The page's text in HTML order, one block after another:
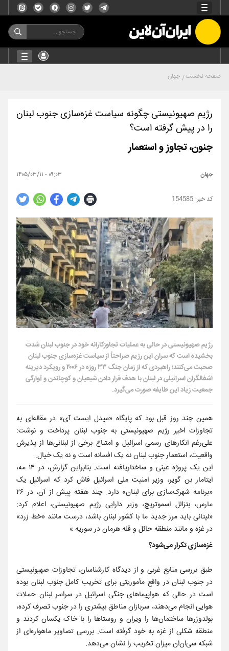
صفحه نخست جهان
رژیم صهیونیستی چگونه سیاست غزه‌سازی جنوب لبنان
را در پیش گرفته است؟
جنون، تجاوز و استعمار
جهان ۰۹:۰۳ - ۱۴۰۵/۰۳/۱۱
154585
رژیم صهیونیستی در حالی به عملیات تجاوزکارانه خود در جنوب لبنان شدت
بخشیده است که سران این رژیم صراحتاً از سیاست غزه‌سازی جنوب لبنان
صحبت می‌کنند؛ راهبردی که از زمان جنگ ۳۳ روزه در ۲۰۰۶ و رویکرد دیرینه
اشغالگران اسرائیلی در لبنان با هدف قرار دادن شیعیان و کوچاندن و آوارگی
جمعیت زیاد این طایفه صورت می‌گیرد.
همین چند روز قبل بود که پایگاه «میدل ایست آی» در مقاله‌ای به
تجاوزات اخیر رژیم صهیونیستی به جنوب لبنان پرداخت و نوشت:
علی‌رغم انکار‌های رسمی اسرائیل و امتناع برخی از لبنانی‌ها از پذیرش
واقعیت، استعمار جنوب لبنان نه یک افسانه است و نه یک خیال.
این یک پروژه عینی و ساختاریافته است. بنابراین گزارش، در ۱۴ مه،
ایتامار بن گویر، وزیر امنیت ملی اسرائیل فاش کرد که اسرائیل یک
«برنامه شهرک‌سازی برای لبنان» دارد. چند هفته پیش از آن، در ۲۶
مارس، بتزالل اسموتریچ، وزیر دارایی رژیم صهیونیستی، اعلام کرد:
«لیتانی باید مرز جدید ما با کشور لبنان باشد، درست مانند «خط زرد»
در غزه و مانند منطقه حائل و قله هرمان در سوریه.»
غزه‌سازی تکرار می‌شود؟
طبق بررسی منابع غربی و از دیدگاه کارشناسان، تجاوزات صهیونیستی
در جنوب لبنان در واقع مأموریتی برای تخریب کامل جنوب لبنان بوده
است در حالی که هواپیماهای جنگی اسرائیل در سراسر لبنان حملات
هوایی انجام می‌دهند، سربازان مناطق بیشتری را در جنوب تصرف کرده،
بولدوزرها ساختمان‌ها را ویران و روستاها را با خاک یکسان کردند و
منطقه شکلی از غزه به خود گرفته است. بررسی تصاویر ماهواره‌ای از
شبکه سی‌ان‌ان میزان تخریب را نشان می‌دهد.